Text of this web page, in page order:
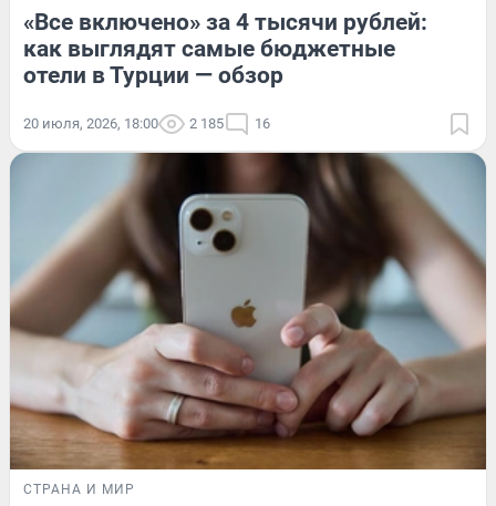
«Все включено» за 4 тысячи рублей:
как выглядят самые бюджетные
отели в Турции — обзор
20 июля, 2026, 18:00 2 185 16
СТРАНА И МИР